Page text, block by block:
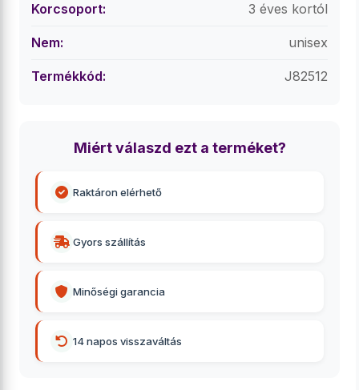
Korcsoport: 3 éves kortól
Nem: unisex
Termékkód: J82512
Miért válaszd ezt a terméket?
Raktáron elérhető
Gyors szállítás
Minőségi garancia
14 napos visszaváltás